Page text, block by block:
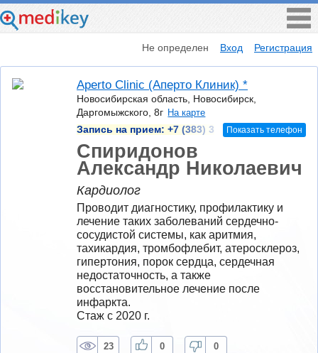
Не определен Вход Регистрация
Aperto Сlinic (Аперто Клиник) *
Новосибирская область, Новосибирск,
Даргомыжского, 8г На карте
Запись на прием: +7 (383) 3 Показать телефон
Спиридонов
Александр Николаевич
Кардиолог
Проводит диагностику, профилактику и
лечение таких заболеваний сердечно-
сосудистой системы, как аритмия,
тахикардия, тромбофлебит, атеросклероз,
гипертония, порок сердца, сердечная
недостаточность, а также
восстановительное лечение после
инфаркта.
Стаж с 2020 г.
23 0 0